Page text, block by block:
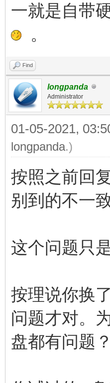
一就是自带
。
Find
longpanda
Administrator
01-05-2021,
longpanda.)
按照之前回
别到的不一
这个问题只
按理说你换
问题才对。
盘都有问题？